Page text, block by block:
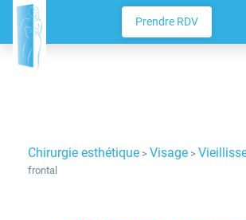
Prendre RDV
Chirurgie esthétique > Visage >
frontal